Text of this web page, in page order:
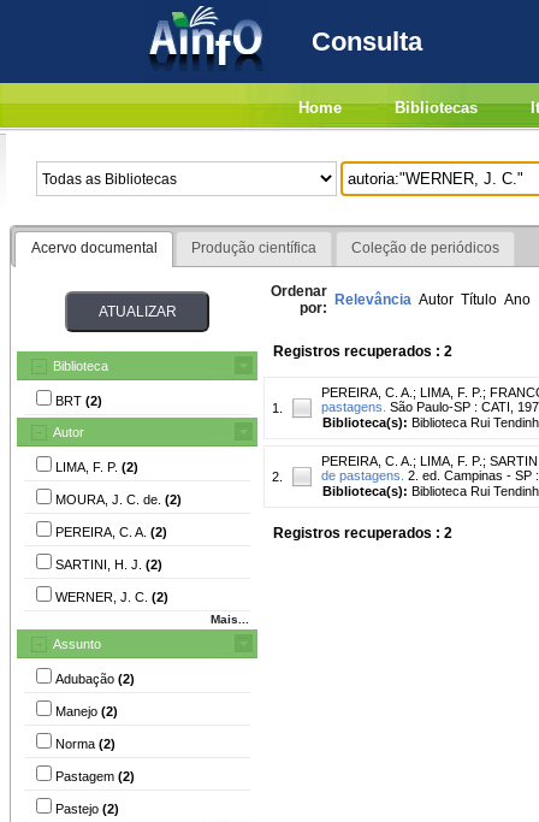
Consulta
Home Bibliotecas
Acervo documental Produção científica Coleção de periódicos
Biblioteca
BRT (2)
Autor
LIMA, F. P. (2)
MOURA, J. C. de. (2)
PEREIRA, C. A. (2)
SARTINI, H. J. (2)
WERNER, J. C. (2)
Mais...
Assunto
Adubação (2)
Manejo (2)
Norma (2)
Pastagem (2)
Pastejo (2)
Ordenar
por: Relevância Autor Título Ano
Registros recuperados : 2
1.
PEREIRA, C. A. ; LIMA, F. P. ;
pastagens. São Paulo-SP : CATI,
Biblioteca(s): Biblioteca Rui
2.
PEREIRA, C. A. ; LIMA, F. P. ;
de pastagens. 2. ed. Campinas - SP
Biblioteca(s): Biblioteca Rui
Registros recuperados : 2